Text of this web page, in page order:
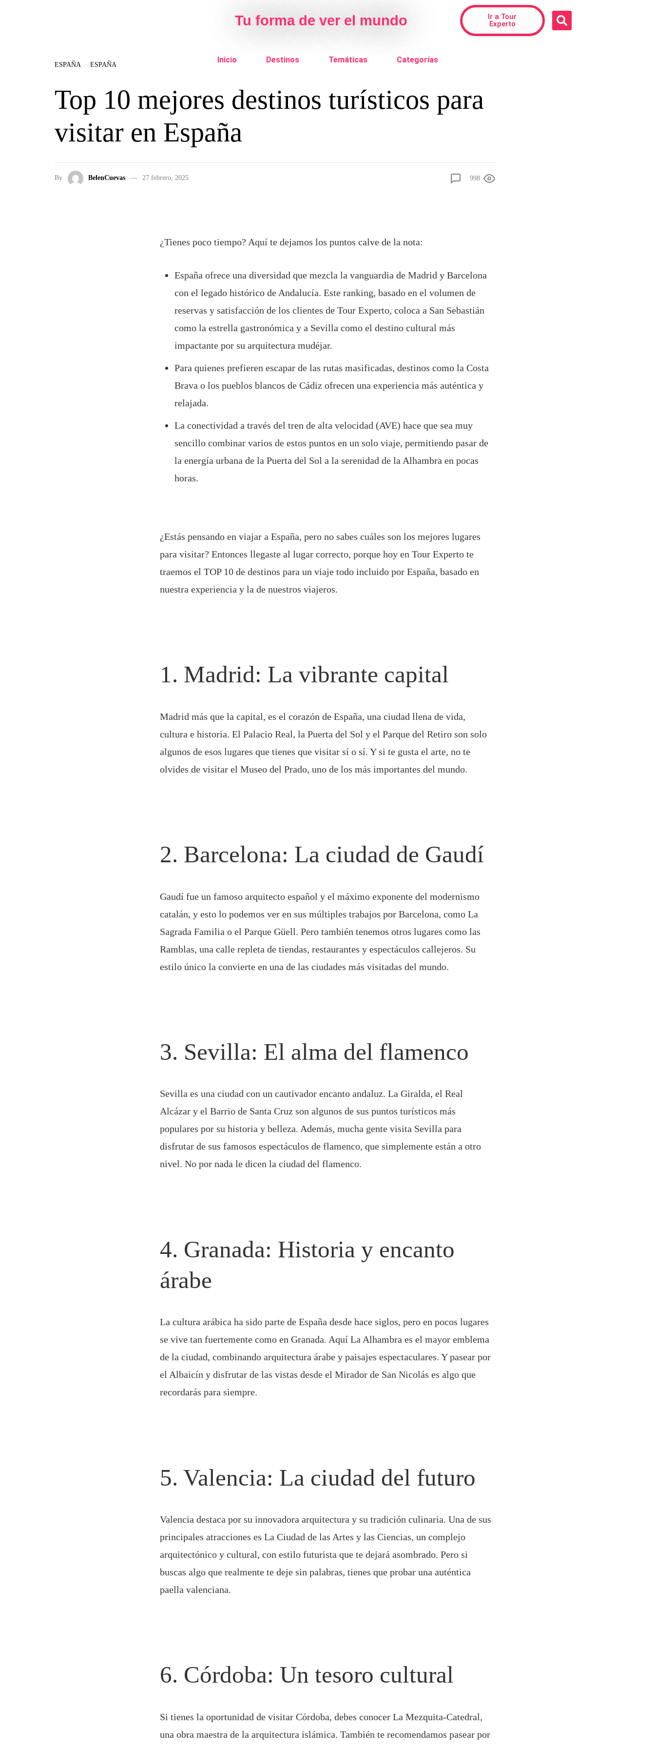
Tu forma de ver el mundo
Ir a Tour
Experto
Inicio Destinos Temáticas Categorías
ESPAÑA ESPAÑA
Top 10 mejores destinos turísticos para
visitar en España
By BelenCuevas 27 febrero, 2025 998
¿Tienes poco tiempo? Aquí te dejamos los puntos calve de la nota:
España ofrece una diversidad que mezcla la vanguardia de Madrid y Barcelona
con el legado histórico de Andalucía. Este ranking, basado en el volumen de
reservas y satisfacción de los clientes de Tour Experto, coloca a San Sebastián
como la estrella gastronómica y a Sevilla como el destino cultural más
impactante por su arquitectura mudéjar.
Para quienes prefieren escapar de las rutas masificadas, destinos como la Costa
Brava o los pueblos blancos de Cádiz ofrecen una experiencia más auténtica y
relajada.
La conectividad a través del tren de alta velocidad (AVE) hace que sea muy
sencillo combinar varios de estos puntos en un solo viaje, permitiendo pasar de
la energía urbana de la Puerta del Sol a la serenidad de la Alhambra en pocas
horas.
¿Estás pensando en viajar a España, pero no sabes cuáles son los mejores lugares
para visitar? Entonces llegaste al lugar correcto, porque hoy en Tour Experto te
traemos el TOP 10 de destinos para un viaje todo incluido por España, basado en
nuestra experiencia y la de nuestros viajeros.
1. Madrid: La vibrante capital
Madrid más que la capital, es el corazón de España, una ciudad llena de vida,
cultura e historia. El Palacio Real, la Puerta del Sol y el Parque del Retiro son solo
algunos de esos lugares que tienes que visitar sí o sí. Y si te gusta el arte, no te
olvides de visitar el Museo del Prado, uno de los más importantes del mundo.
2. Barcelona: La ciudad de Gaudí
Gaudí fue un famoso arquitecto español y el máximo exponente del modernismo
catalán, y esto lo podemos ver en sus múltiples trabajos por Barcelona, como La
Sagrada Familia o el Parque Güell. Pero también tenemos otros lugares como las
Ramblas, una calle repleta de tiendas, restaurantes y espectáculos callejeros. Su
estilo único la convierte en una de las ciudades más visitadas del mundo.
3. Sevilla: El alma del flamenco
Sevilla es una ciudad con un cautivador encanto andaluz. La Giralda, el Real
Alcázar y el Barrio de Santa Cruz son algunos de sus puntos turísticos más
populares por su historia y belleza. Además, mucha gente visita Sevilla para
disfrutar de sus famosos espectáculos de flamenco, que simplemente están a otro
nivel. No por nada le dicen la ciudad del flamenco.
4. Granada: Historia y encanto
árabe
La cultura arábica ha sido parte de España desde hace siglos, pero en pocos lugares
se vive tan fuertemente como en Granada. Aquí La Alhambra es el mayor emblema
de la ciudad, combinando arquitectura árabe y paisajes espectaculares. Y pasear por
el Albaicín y disfrutar de las vistas desde el Mirador de San Nicolás es algo que
recordarás para siempre.
5. Valencia: La ciudad del futuro
Valencia destaca por su innovadora arquitectura y su tradición culinaria. Una de sus
principales atracciones es La Ciudad de las Artes y las Ciencias, un complejo
arquitectónico y cultural, con estilo futurista que te dejará asombrado. Pero si
buscas algo que realmente te deje sin palabras, tienes que probar una auténtica
paella valenciana.
6. Córdoba: Un tesoro cultural
Si tienes la oportunidad de visitar Córdoba, debes conocer La Mezquita-Catedral,
una obra maestra de la arquitectura islámica. También te recomendamos pasear por